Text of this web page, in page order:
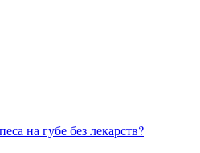
на губе без лекарств?